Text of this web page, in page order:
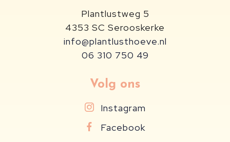
Plantlustweg 5
4353 SC Serooskerke
info@plantlusthoeve.nl
06 310 750 49
Volg ons
Instagram
Facebook